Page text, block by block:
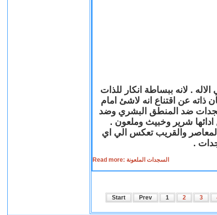
. لانه ببساطة انكار للذات
ذاته عن اقتناع انه لاشئ امام
ضد المنطق البشري وضد
ادائها شرير وخبيث وملعون .
المعاصر والقريب تعكس الي اي
.
Read more: السجدات الملعونة
Start Prev 1 2 3